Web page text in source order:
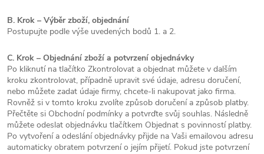
B. Krok – Výběr zboží, objednání
Postupujte podle výše uvedených bodů 1. a 2.
C. Krok – Objednání zboží a potvrzení objednávky
Po kliknutí na tlačítko Zkontrolovat a objednat můžete v dalším
kroku zkontrolovat, případně upravit své údaje, adresu doručení,
nebo můžete zadat údaje firmy, chcete-li nakupovat jako firma.
Rovněž si v tomto kroku zvolíte způsob doručení a způsob platby.
Přečtěte si Obchodní podmínky a potvrďte svůj souhlas. Následně
můžete odeslat objednávku tlačítkem Objednat s povinností platby.
Po vytvoření a odeslání objednávky přijde na Vaši emailovou adresu
automaticky obratem potvrzení o jejím přijetí. Pokud jste potvrzení
Reklamace Doprava